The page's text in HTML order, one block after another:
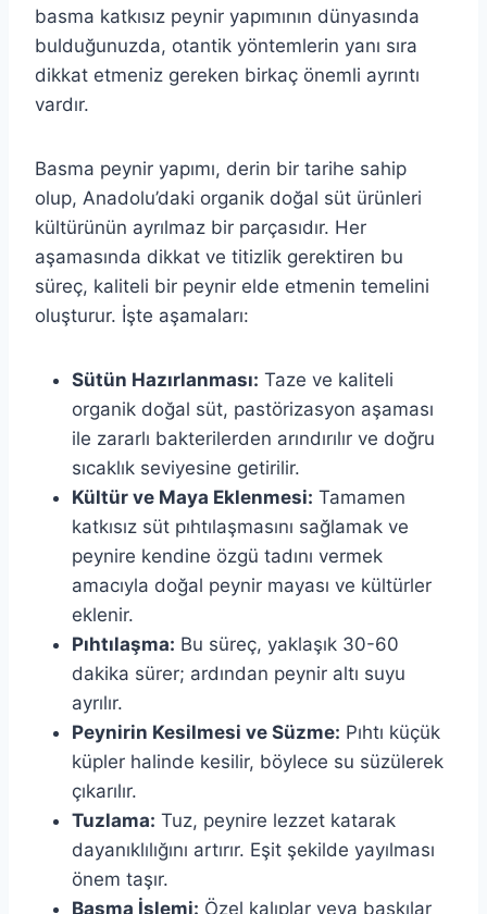
basma katkısız peynir yapımının dünyasında
bulduğunuzda, otantik yöntemlerin yanı sıra
dikkat etmeniz gereken birkaç önemli ayrıntı
vardır.
Basma peynir yapımı, derin bir tarihe sahip
olup, Anadolu’daki organik doğal süt ürünleri
kültürünün ayrılmaz bir parçasıdır. Her
aşamasında dikkat ve titizlik gerektiren bu
süreç, kaliteli bir peynir elde etmenin temelini
oluşturur. İşte aşamaları:
Sütün Hazırlanması: Taze ve kaliteli
organik doğal süt, pastörizasyon aşaması
ile zararlı bakterilerden arındırılır ve doğru
sıcaklık seviyesine getirilir.
Kültür ve Maya Eklenmesi: Tamamen
katkısız süt pıhtılaşmasını sağlamak ve
peynire kendine özgü tadını vermek
amacıyla doğal peynir mayası ve kültürler
eklenir.
Pıhtılaşma: Bu süreç, yaklaşık 30-60
dakika sürer; ardından peynir altı suyu
ayrılır.
Peynirin Kesilmesi ve Süzme: Pıhtı küçük
küpler halinde kesilir, böylece su süzülerek
çıkarılır.
Tuzlama: Tuz, peynire lezzet katarak
dayanıklılığını artırır. Eşit şekilde yayılması
önem taşır.
Basma İşlemi: Özel kalıplar veya baskılar